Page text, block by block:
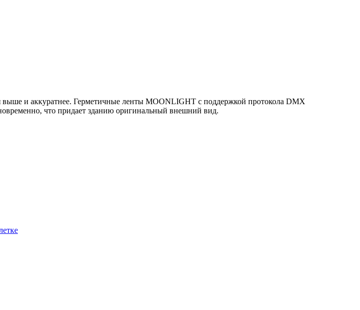
выше и аккуратнее. Герметичные ленты MOONLIGHT с поддержкой протокола DMX
что придает зданию оригинальный внешний вид.